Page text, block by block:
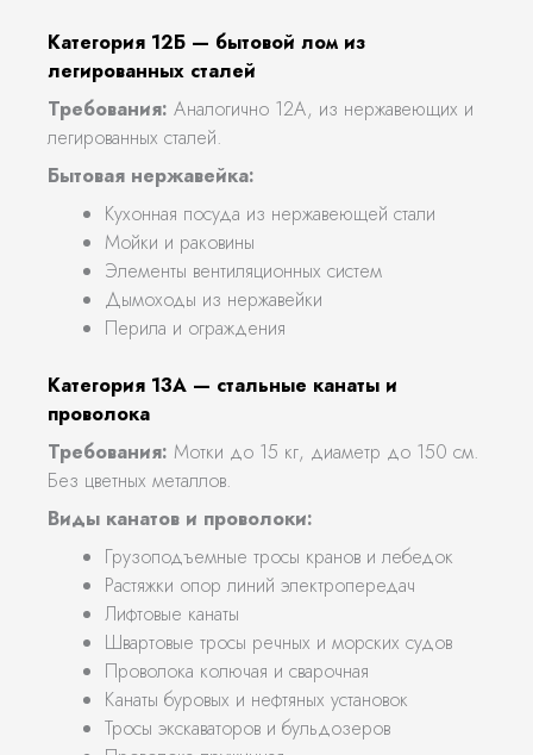
Категория 12Б — бытовой лом из
легированных сталей
Требования: Аналогично 12А, из нержавеющих и
легированных сталей.
Бытовая нержавейка:
Кухонная посуда из нержавеющей стали
Мойки и раковины
Элементы вентиляционных систем
Дымоходы из нержавейки
Перила и ограждения
Категория 13А — стальные канаты и
проволока
Требования: Мотки до 15 кг, диаметр до 150 см.
Без цветных металлов.
Виды канатов и проволоки:
Грузоподъемные тросы кранов и лебедок
Растяжки опор линий электропередач
Лифтовые канаты
Швартовые тросы речных и морских судов
Проволока колючая и сварочная
Канаты буровых и нефтяных установок
Тросы экскаваторов и бульдозеров